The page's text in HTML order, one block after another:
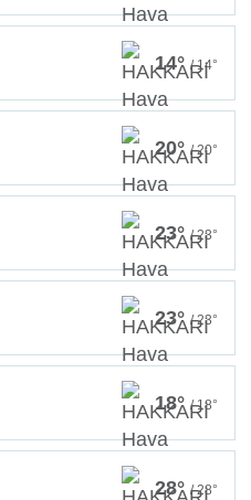
14° / 14°
20° / 20°
23° / 23°
23° / 23°
18° / 18°
28° / 28°